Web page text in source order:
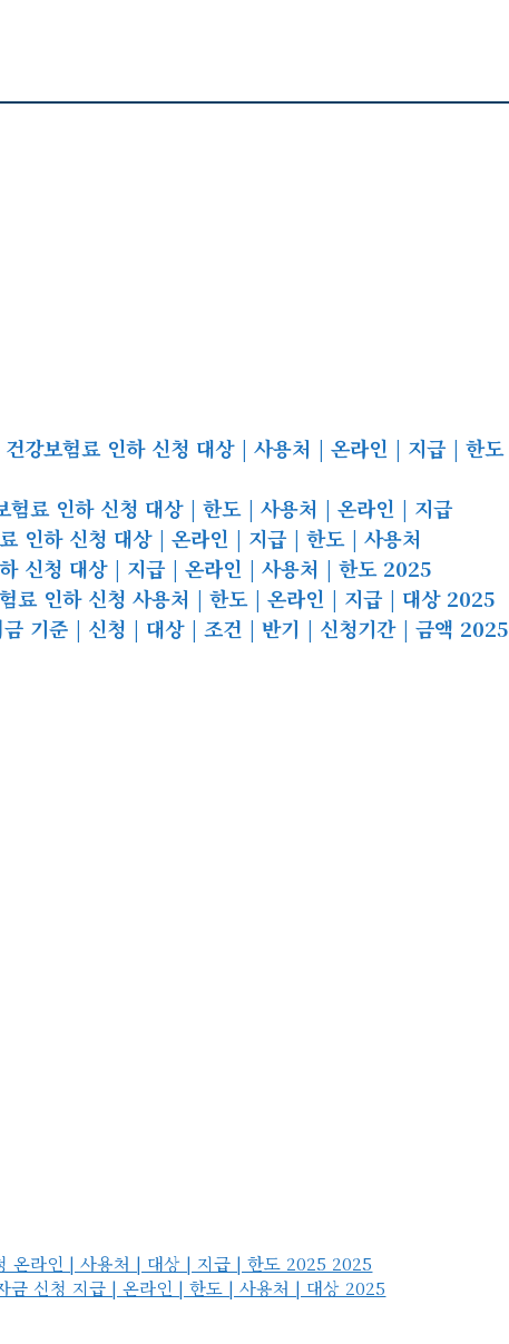
강보험료 인하 신청 대상 | 사용처 | 온라인 | 지급 | 한도
험료 인하 신청 대상 | 한도 | 사용처 | 온라인 | 지급
인하 신청 대상 | 온라인 | 지급 | 한도 | 사용처
신청 대상 | 지급 | 온라인 | 사용처 | 한도 2025
료 인하 신청 사용처 | 한도 | 온라인 | 지급 | 대상 2025
금 기준 | 신청 | 대상 | 조건 | 반기 | 신청기간 | 금액 2025
온라인 | 사용처 | 대상 | 지급 | 한도 2025 2025
금 신청 지급 | 온라인 | 한도 | 사용처 | 대상 2025